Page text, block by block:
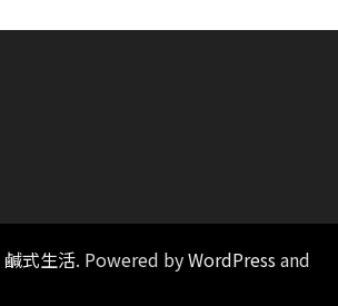
鹹式生活. Powered byWordPressand